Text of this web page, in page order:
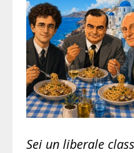
Sei un liberale